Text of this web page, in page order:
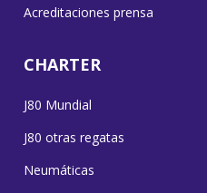
Acreditaciones prensa
CHARTER
J80 Mundial
J80 otras regatas
Neumáticas